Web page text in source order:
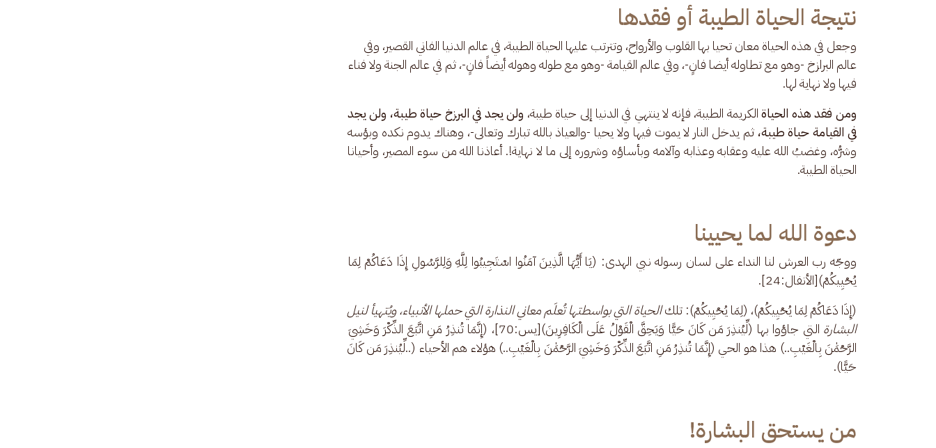
نتيجة الحياة الطيبة أو فقدها
وجعل في هذه الحياة معان تحيا بها القلوب والأرواح، وتترتب عليها الحياة الطيبة، في عالم الدنيا الفاني القصير، وفي
عالم البرازخ -وهو مع تطاوله أيضا فانٍ-، وفي عالم القيامة -وهو مع طوله وهوله أيضاً فانٍ-، ثم في عالم الجنة ولا فناء
فيها ولا نهاية لها.
ومن فقد هذه الحياة الكريمة الطيبة، فإنه لا ينتهي في الدنيا إلى حياة طيبة، ولن يجد في البرزخ حياة طيبة، ولن يجد
في القيامة حياة طيبة، ثم يدخل النار لا يموت فيها ولا يحيا -والعياذ بالله تبارك وتعالى-، وهناك يدوم نكده وبؤسه
وشرُّه، وغضبُ الله عليه وعقابه وعذابه وآلامه وبأساؤه وشروره إلى ما لا نهاية!. أعاذنا الله من سوء المصير، وأحيانا
الحياة الطيبة.
دعوة الله لما يحيينا
ووجّه رب العرش لنا النداء على لسان رسوله نبي الهدى: (يَا أَيُّهَا الَّذِينَ آمَنُوا اسْتَجِيبُوا لِلَّهِ وَلِلرَّسُولِ إِذَا دَعَاكُمْ لِمَا
يُحْيِيكُمْ)[الأنفال:24].
(إِذَا دَعَاكُمْ لِمَا يُحْيِيكُمْ)، (لِمَا يُحْيِيكُمْ): تلك الحياة التي بواسطتها تُعلَم معاني النذارة التي حملها الأنبياء، ويُتهيأ لنيل
البشارة
التي جاؤوا بها (لِّيُنذِرَ مَن كَانَ حَيًّا وَيَحِقَّ الْقَوْلُ عَلَى الْكَافِرِينَ)[يس:70]، (إِنَّمَا تُنذِرُ مَنِ اتَّبَعَ الذِّكْرَ وَخَشِيَ
الرَّحْمَٰنَ بِالْغَيْبِ..) هذا هو الحي (إِنَّمَا تُنذِرُ مَنِ اتَّبَعَ الذِّكْرَ وَخَشِيَ الرَّحْمَٰنَ بِالْغَيْبِ..) هؤلاء هم الأحياء (..لِّيُنذِرَ مَن كَانَ
حَيًّا).
من يستحق البشارة!